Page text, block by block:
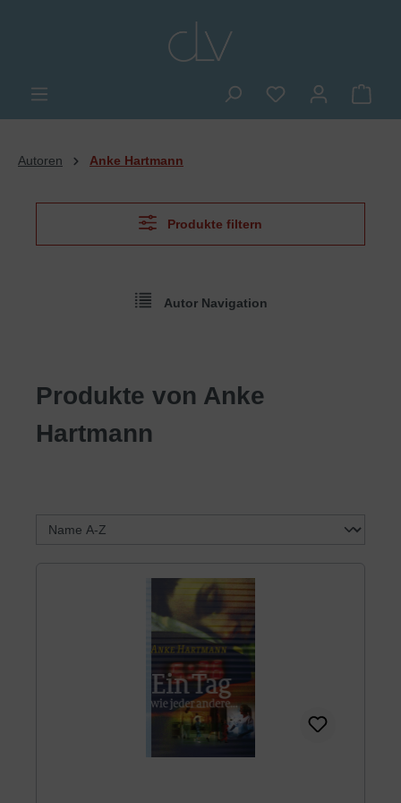
Du hast 0
Autoren Anke Hartmann
Produkte filtern
Autor Navigation
Produkte von Anke
Hartmann